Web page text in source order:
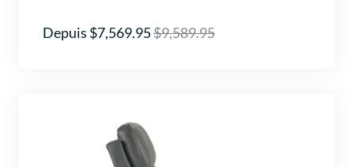
Depuis $7,569.95$9,589.95